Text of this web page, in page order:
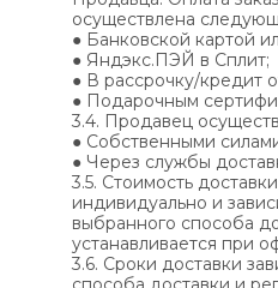
осуществлена
● Банковской картой
● Яндэкс.ПЭЙ в Сплит;
● В рассрочку/кредит
● Подарочным
3.4. Продавец
● Собственными
● Через службы
3.5. Стоимость
индивидуально и
выбранного способа
устанавливается при
3.6. Сроки доставки